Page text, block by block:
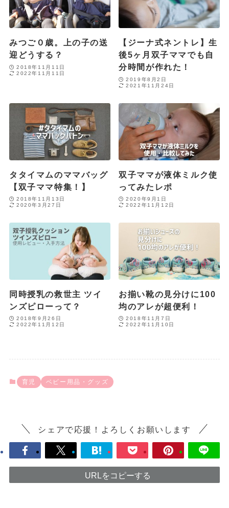
育児 ベビー用品・グッズ
シェアで応援！よろしくお願いします
URLをコピーする
みつご０歳。上の子の送
迎どうする？
2018年11月11日
2022年11月11日
【ジーナ式ネントレ】生
後5ヶ月双子ママでも自
分時間が作れた！
2019年8月2日
2021年11月24日
タタイマムのママバッグ
【双子ママ特集！】
2018年11月13日
2020年3月27日
双子ママが液体ミルク使
ってみたレポ
2020年9月1日
2022年11月12日
同時授乳の救世主 ツイ
ンズピローって？
2018年9月26日
2022年11月12日
お揃い靴の見分けに100
均のアレが超便利！
2018年11月7日
2022年11月10日